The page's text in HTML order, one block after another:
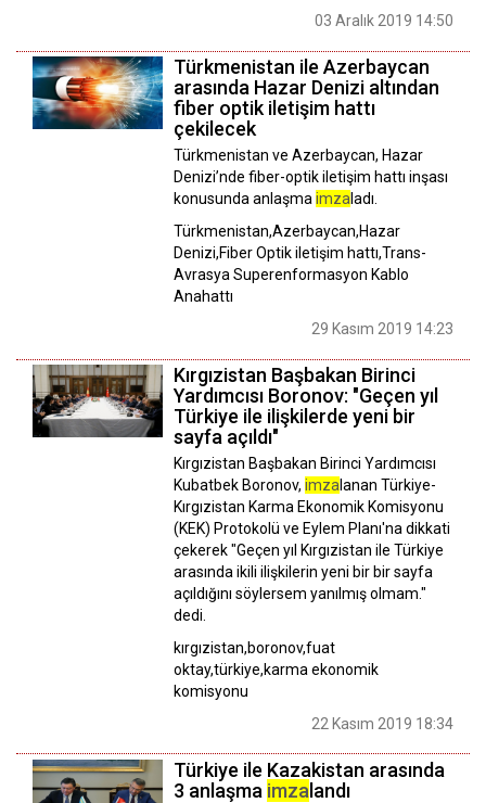
03 Aralık 2019 14:50
Türkmenistan ile Azerbaycan
arasında Hazar Denizi altından
fiber optik iletişim hattı
çekilecek
Türkmenistan ve Azerbaycan, Hazar
Denizi’nde fiber-optik iletişim hattı inşası
konusunda anlaşma imza ladı.
Türkmenistan,Azerbaycan,Hazar
Denizi,Fiber Optik iletişim hattı,Trans-
Avrasya Superenformasyon Kablo
Anahattı
29 Kasım 2019 14:23
Kırgızistan Başbakan Birinci
Yardımcısı Boronov: "Geçen yıl
Türkiye ile ilişkilerde yeni bir
sayfa açıldı"
Kırgızistan Başbakan Birinci Yardımcısı
Kubatbek Boronov, imza lanan Türkiye-
Kırgızistan Karma Ekonomik Komisyonu
(KEK) Protokolü ve Eylem Planı'na dikkati
çekerek "Geçen yıl Kırgızistan ile Türkiye
arasında ikili ilişkilerin yeni bir bir sayfa
açıldığını söylersem yanılmış olmam."
dedi.
kırgızistan,boronov,fuat
oktay,türkiye,karma ekonomik
komisyonu
22 Kasım 2019 18:34
Türkiye ile Kazakistan arasında
3 anlaşma imzalandı